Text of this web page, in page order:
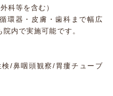
科等を含む）
環器・皮膚・歯科まで幅広
内で実施可能です。
/鼻咽頭観察/胃瘻チューブ